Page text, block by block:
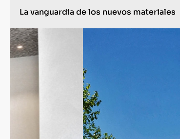
La vanguardia de los nuevos materiales